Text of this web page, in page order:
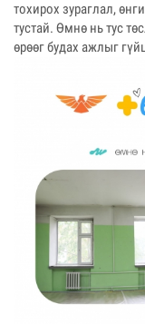
тохирох зураглал,
тустай. Өмнө нь тус
өрөөг будах ажлыг